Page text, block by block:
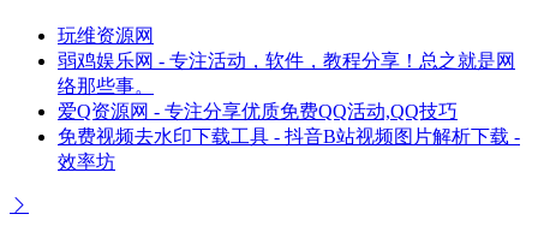
玩维资源网
弱鸡娱乐网 - 专注活动，软件，教程分享！总之就是网
络那些事。
爱Q资源网 - 专注分享优质免费QQ活动,QQ技巧
免费视频去水印下载工具 - 抖音B站视频图片解析下载 -
效率坊